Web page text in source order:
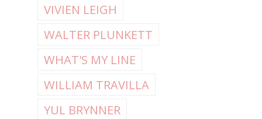
VIVIEN LEIGH
WALTER PLUNKETT
WHAT'S MY LINE
WILLIAM TRAVILLA
YUL BRYNNER